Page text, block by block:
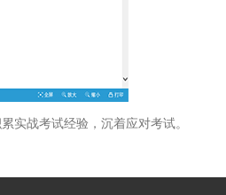
实战考试经验，沉着应对考试。